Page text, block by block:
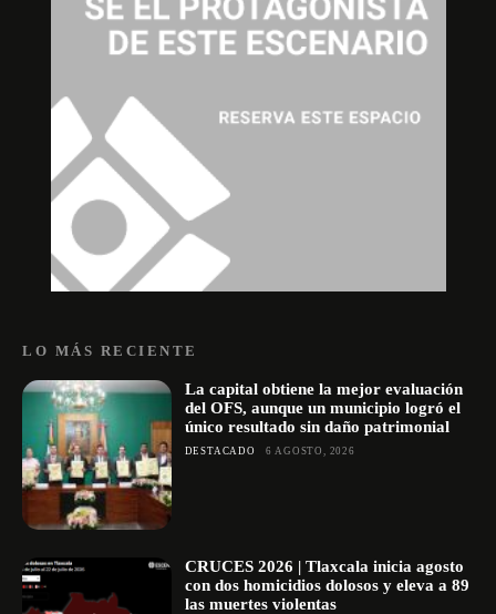
LO MÁS RECIENTE
La capital obtiene la mejor evaluación
del OFS, aunque un municipio logró el
único resultado sin daño patrimonial
DESTACADO 6 AGOSTO, 2026
CRUCES 2026 | Tlaxcala inicia agosto
con dos homicidios dolosos y eleva a 89
las muertes violentas